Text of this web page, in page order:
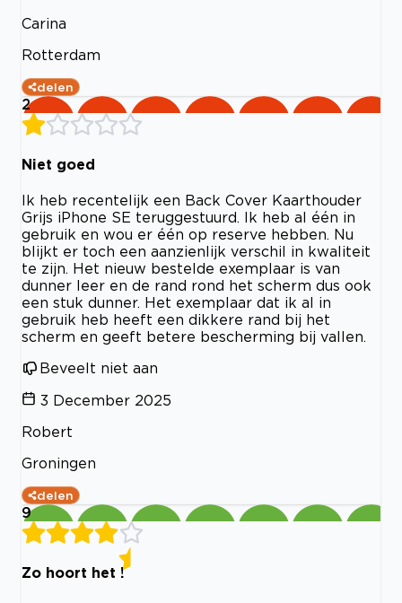
Carina
Rotterdam
delen
2
Niet goed
Ik heb recentelijk een Back Cover Kaarthouder
Grijs iPhone SE teruggestuurd. Ik heb al één in
gebruik en wou er één op reserve hebben. Nu
blijkt er toch een aanzienlijk verschil in kwaliteit
te zijn. Het nieuw bestelde exemplaar is van
dunner leer en de rand rond het scherm dus ook
een stuk dunner. Het exemplaar dat ik al in
gebruik heb heeft een dikkere rand bij het
scherm en geeft betere bescherming bij vallen.
Beveelt niet aan
3 December 2025
Robert
Groningen
delen
9
Zo hoort het !